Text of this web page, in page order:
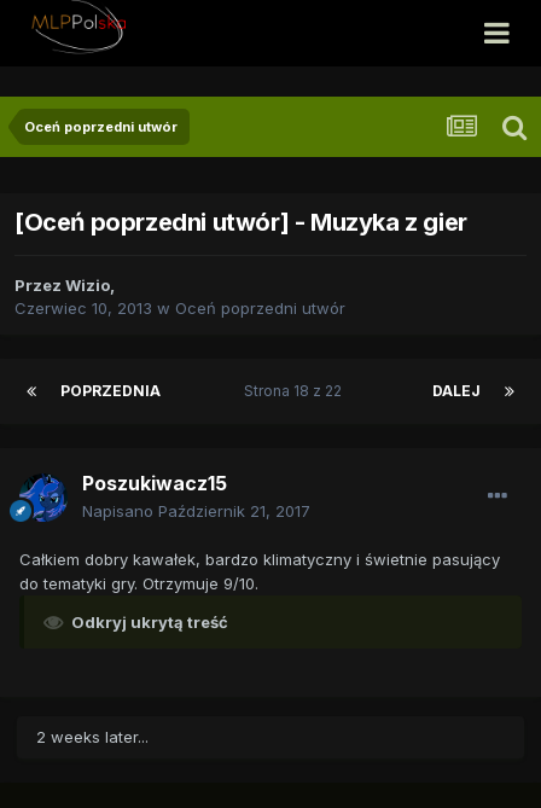
Oceń poprzedni utwór
[Oceń poprzedni utwór] - Muzyka z gier
Przez Wizio,
Czerwiec 10, 2013 w Oceń poprzedni utwór
POPRZEDNIA DALEJ
Strona 18 z 22
Poszukiwacz15
Napisano Październik 21, 2017
Całkiem dobry kawałek, bardzo klimatyczny i świetnie pasujący
do tematyki gry. Otrzymuje 9/10.
Odkryj ukrytą treść
2 weeks later...